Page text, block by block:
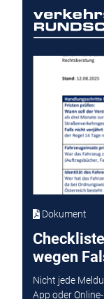
Dokument
wegen
Nicht jede
App oder